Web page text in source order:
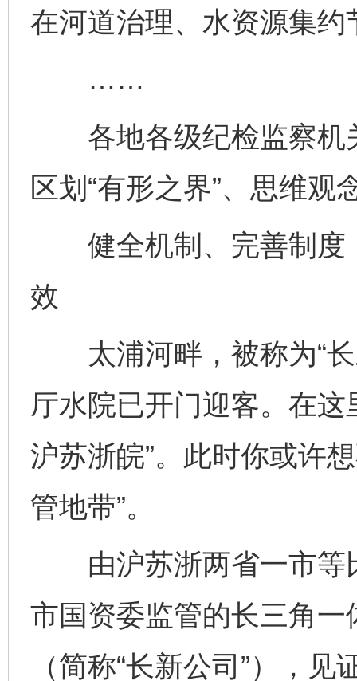
在河道治理、水资源集
……
各地各级纪检监察机
区划“有形之界”、思维观
健全机制、完善制度
效
太浦河畔，被称为“
厅水院已开门迎客。在
沪苏浙皖”。此时你或许
管地带”。
由沪苏浙两省一市等
市国资委监管的长三角
（简称“长新公司”），